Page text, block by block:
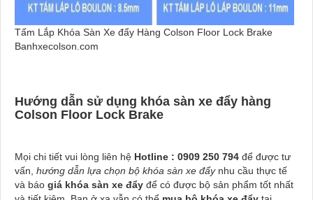
Tấm Lắp Khóa Sàn Xe đẩy Hàng Colson Floor Lock Brake
Banhxecolson.com
Hướng dẫn sử dụng khóa sàn xe đẩy hàng
Colson Floor Lock Brake
Mọi chi tiết vui lòng liên hệ Hotline : 0909 250 794 để được tư
vấn, hướng dẫn lựa chọn bộ khóa sàn xe đẩynhu cầu thực tế
và báo giá khóa sàn xe đẩy để có được bộ sản phẩm tốt nhất